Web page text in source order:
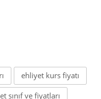
ehliyet kurs fiyatı
sınıf ve fiyatları